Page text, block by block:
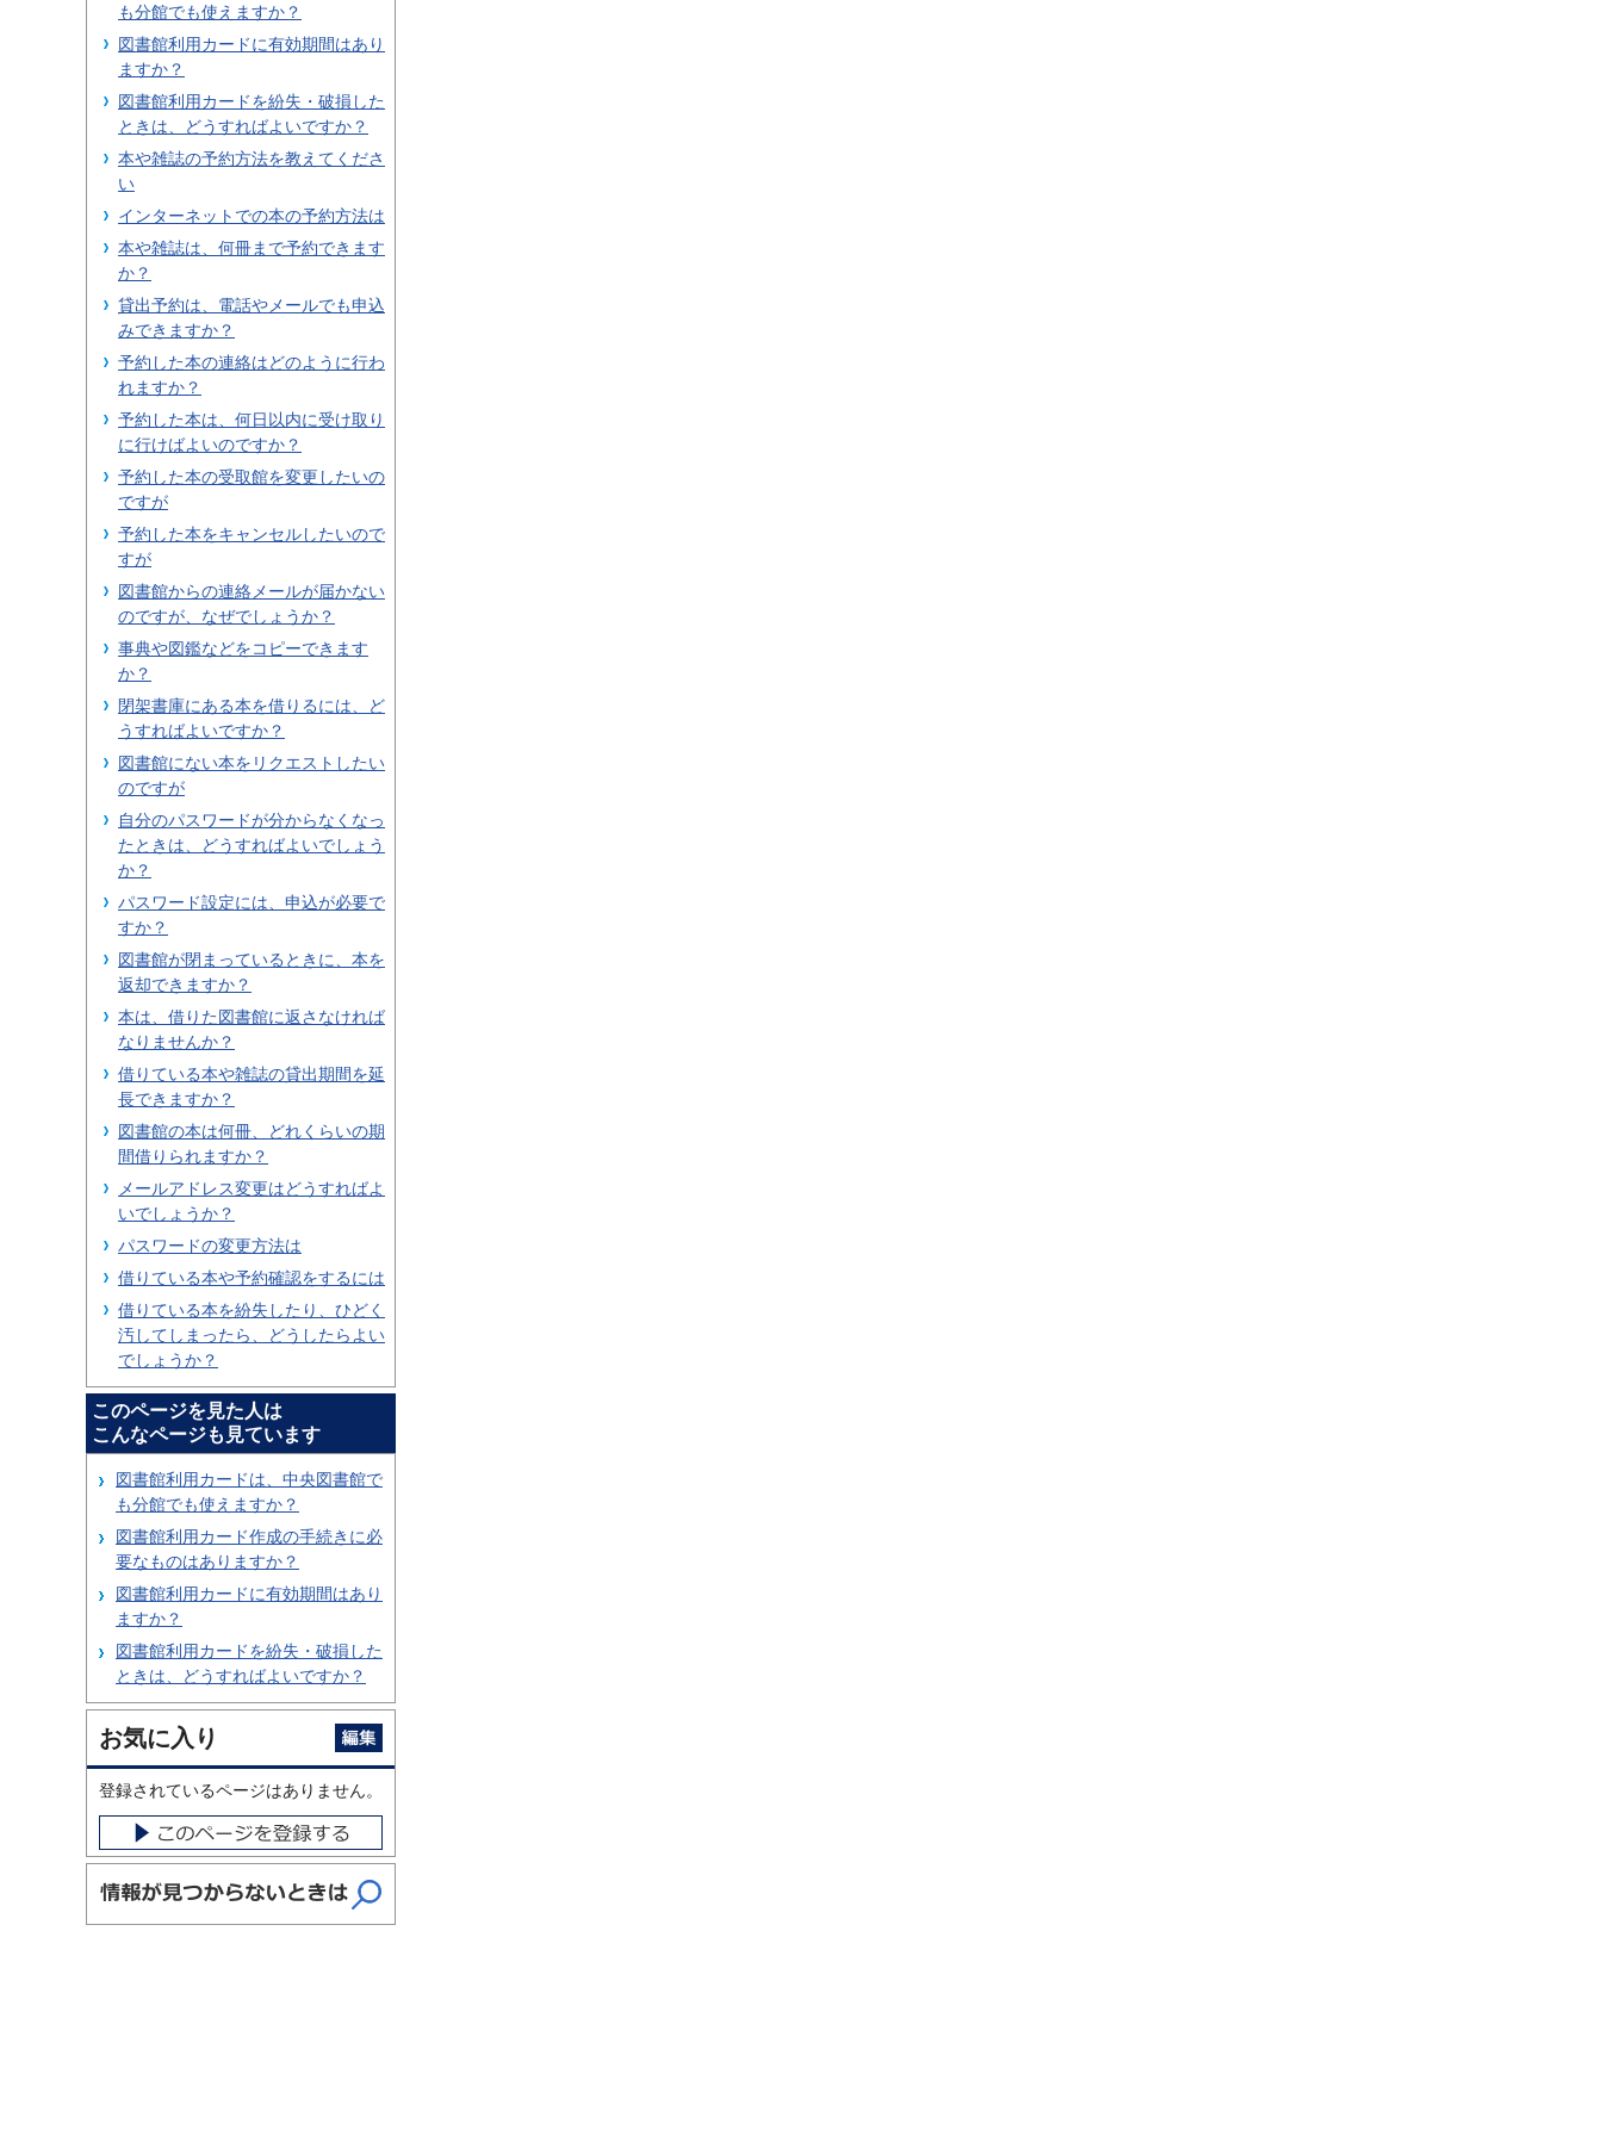
も分館でも使えますか？
図書館利用カードに有効期間はあり
ますか？
図書館利用カードを紛失・破損した
ときは、どうすればよいですか？
本や雑誌の予約方法を教えてくださ
い
インターネットでの本の予約方法は
本や雑誌は、何冊まで予約できます
か？
貸出予約は、電話やメールでも申込
みできますか？
予約した本の連絡はどのように行わ
れますか？
予約した本は、何日以内に受け取り
に行けばよいのですか？
予約した本の受取館を変更したいの
ですが
予約した本をキャンセルしたいので
すが
図書館からの連絡メールが届かない
のですが、なぜでしょうか？
事典や図鑑などをコピーできます
か？
閉架書庫にある本を借りるには、ど
うすればよいですか？
図書館にない本をリクエストしたい
のですが
自分のパスワードが分からなくなっ
たときは、どうすればよいでしょう
か？
パスワード設定には、申込が必要で
すか？
図書館が閉まっているときに、本を
返却できますか？
本は、借りた図書館に返さなければ
なりませんか？
借りている本や雑誌の貸出期間を延
長できますか？
図書館の本は何冊、どれくらいの期
間借りられますか？
メールアドレス変更はどうすればよ
いでしょうか？
パスワードの変更方法は
借りている本や予約確認をするには
借りている本を紛失したり、ひどく
汚してしまったら、どうしたらよい
でしょうか？
このページを見た人は
こんなページも見ています
図書館利用カードは、中央図書館で
も分館でも使えますか？
図書館利用カード作成の手続きに必
要なものはありますか？
図書館利用カードに有効期間はあり
ますか？
図書館利用カードを紛失・破損した
ときは、どうすればよいですか？
お気に入り
登録されているページはありません。